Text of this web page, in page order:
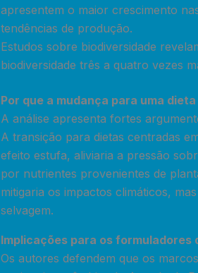
apresentem o maior crescimento
tendências de produção.
Estudos sobre biodiversidade
biodiversidade três a quatro vezes
Por que a mudança para uma
A análise apresenta fortes
A transição para dietas centradas
efeito estufa, aliviaria a pressão
por nutrientes provenientes de
mitigaria os impactos climáticos,
selvagem.
Implicações para os formuladores
Os autores defendem que os